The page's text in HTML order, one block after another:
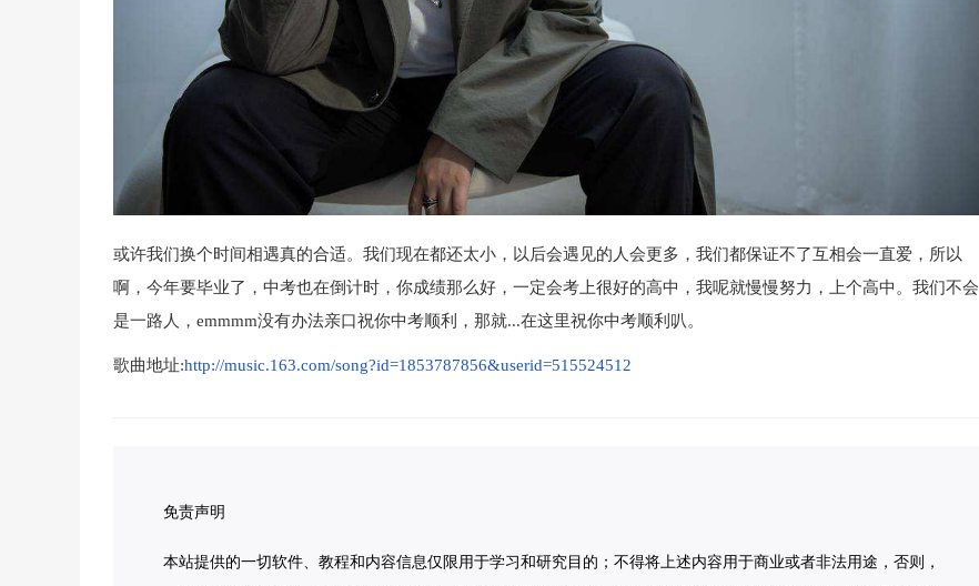
或许我们换个时间相遇真的合适。我们现在都还太小，以后会遇见的人会更多，我们都保证不了互相会一直爱，所以
啊，今年要毕业了，中考也在倒计时，你成绩那么好，一定会考上很好的高中，我呢就慢慢努力，上个高中。我们不会
是一路人，emmmm没有办法亲口祝你中考顺利，那就...在这里祝你中考顺利叭。
歌曲地址:http://music.163.com/song?id=1853787856&userid=515524512
免责声明
本站提供的一切软件、教程和内容信息仅限用于学习和研究目的；不得将上述内容用于商业或者非法用途，否则，